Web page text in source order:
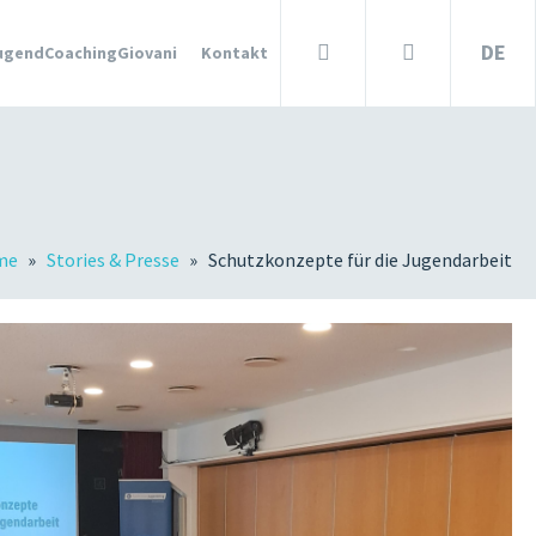
DE
Kontakt
Stories & Presse Schutzkonzepte für die Jugendarbeit